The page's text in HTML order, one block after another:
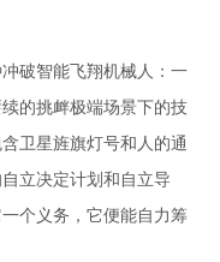
破智能飞翔机械人：一
的挑衅极端场景下的技
卫星旌旗灯号和人的通
立决定计划和自立导
个义务，它便能自力筹